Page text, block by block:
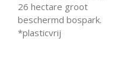
26 hectare groot
beschermd bospark.
*plasticvrij